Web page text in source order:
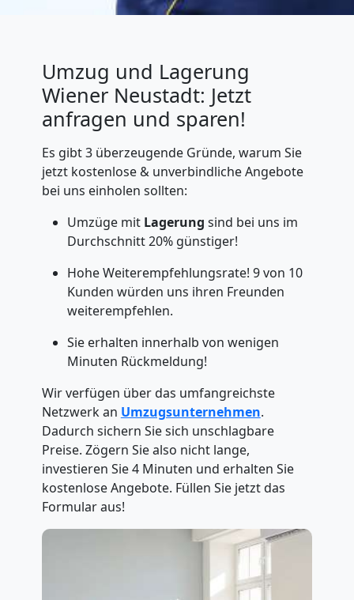
Umzug und Lagerung
Wiener Neustadt: Jetzt
anfragen und sparen!
Es gibt 3 überzeugende Gründe, warum Sie
jetzt kostenlose & unverbindliche Angebote
bei uns einholen sollten:
Umzüge mit Lagerung sind bei uns im
Durchschnitt 20% günstiger!
Hohe Weiterempfehlungsrate! 9 von 10
Kunden würden uns ihren Freunden
weiterempfehlen.
Sie erhalten innerhalb von wenigen
Minuten Rückmeldung!
Wir verfügen über das umfangreichste
Netzwerk an Umzugsunternehmen.
Dadurch sichern Sie sich unschlagbare
Preise. Zögern Sie also nicht lange,
investieren Sie 4 Minuten und erhalten Sie
kostenlose Angebote. Füllen Sie jetzt das
Formular aus!